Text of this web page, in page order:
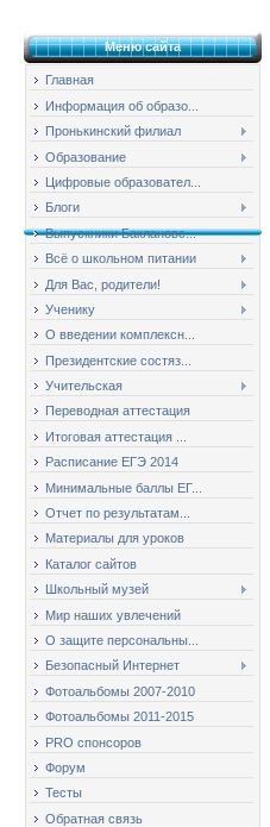
Меню сайта
Главная
Информация об образо...
Пронькинский филиал
Образование
Цифровые образовател...
Блоги
Выпускники Баклановс...
Всё о школьном питании
Для Вас, родители!
Ученику
О введении комплексн...
Президентские состяз...
Учительская
Переводная аттестация
Итоговая аттестация ...
Расписание ЕГЭ 2014
Минимальные баллы ЕГ...
Отчет по результатам...
Материалы для уроков
Каталог сайтов
Школьный музей
Мир наших увлечений
О защите персональны...
Безопасный Интернет
Фотоальбомы 2007-2010
Фотоальбомы 2011-2015
PRO спонсоров
Форум
Тесты
Обратная связь